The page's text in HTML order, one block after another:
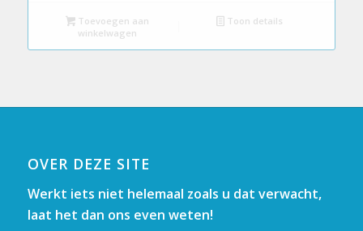
Toevoegen aan
winkelwagen
Toon details
OVER DEZE SITE
Werkt iets niet helemaal zoals u dat verwacht,
laat het dan ons even weten!